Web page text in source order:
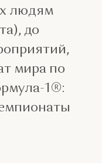
людям
до
мира по
1®: